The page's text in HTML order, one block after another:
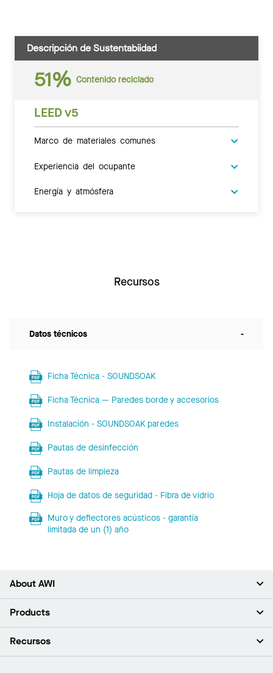
Descripción de Sustentabiidad
51% Contenido reciclado
LEED v5
Marco de materiales comunes
Experiencia del ocupante
Energía y atmósfera
Recursos
Datos técnicos -
Ficha Técnica - SOUNDSOAK
Ficha Técnica — Paredes borde y accesorios
Instalación - SOUNDSOAK paredes
Pautas de desinfección
Pautas de limpieza
Hoja de datos de seguridad - Fibra de vidrio
Muro y deflectores acústicos - garantía
limitada de un (1) año
About AWI
Acerca de nosotros
Sala de prensa
Sustentabilidad
Products
Plafones
Recursos